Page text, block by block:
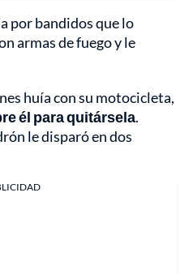
por bandidos que lo
armas de fuego y le
huía con su motocicleta,
él para quitársela.
le disparó en dos